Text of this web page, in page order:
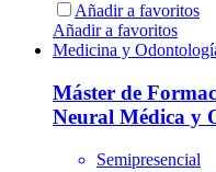
Añadir a favoritos
Añadir a favoritos
Medicina y
Máster de
Neural Médica y
Semipresencial